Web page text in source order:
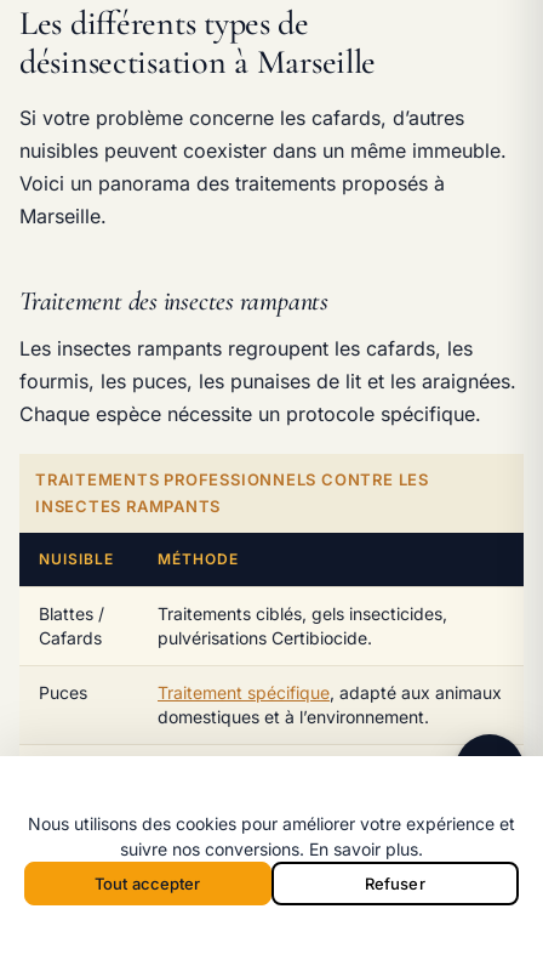
Les différents types de
désinsectisation à Marseille
Si votre problème concerne les cafards, d’autres
nuisibles peuvent coexister dans un même immeuble.
Voici un panorama des traitements proposés à
Marseille.
Traitement des insectes rampants
Les insectes rampants regroupent les cafards, les
fourmis, les puces, les punaises de lit et les araignées.
Chaque espèce nécessite un protocole spécifique.
TRAITEMENTS PROFESSIONNELS CONTRE LES
INSECTES RAMPANTS
NUISIBLE MÉTHODE
Blattes /
Cafards
Traitements ciblés, gels insecticides,
pulvérisations Certibiocide.
Puces Traitement spécifique, adapté aux animaux
domestiques et à l’environnement.
et pulvérisation.
Fourmis
Traitements adaptés au type de fourmis et
à leur localisation.
Ligne directe
06 98 35 43 98
Réponse rapide par message
Nous utilisons des cookies pour améliorer votre expérience et
suivre nos conversions. En savoir plus.
Tout accepter Refuser